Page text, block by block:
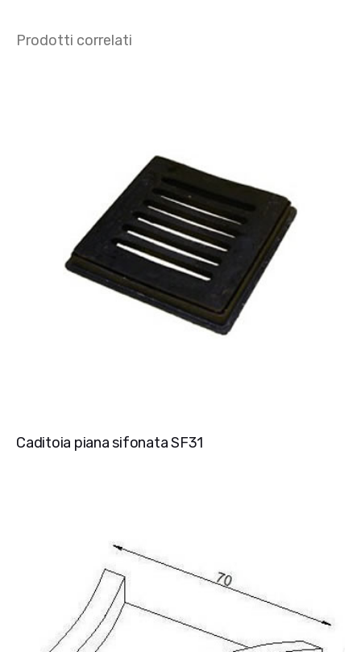
Prodotti correlati
Caditoia piana sifonata SF31